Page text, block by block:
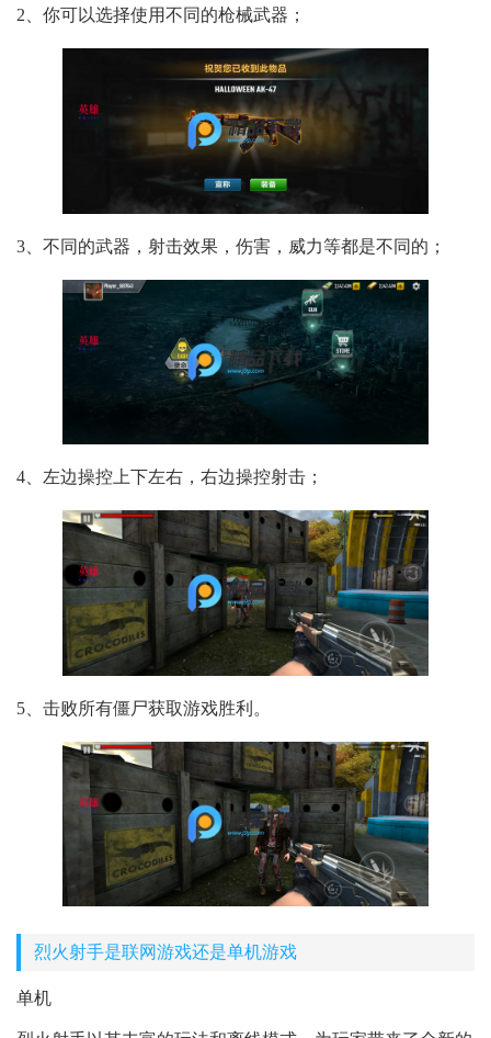
2、你可以选择使用不同的枪械武器；
3、不同的武器，射击效果，伤害，威力等都是不同的；
4、左边操控上下左右，右边操控射击；
5、击败所有僵尸获取游戏胜利。
烈火射手是联网游戏还是单机游戏
单机